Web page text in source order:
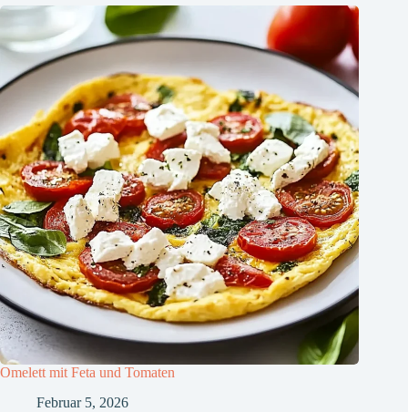
Omelett mit Feta und Tomaten
Februar 5, 2026